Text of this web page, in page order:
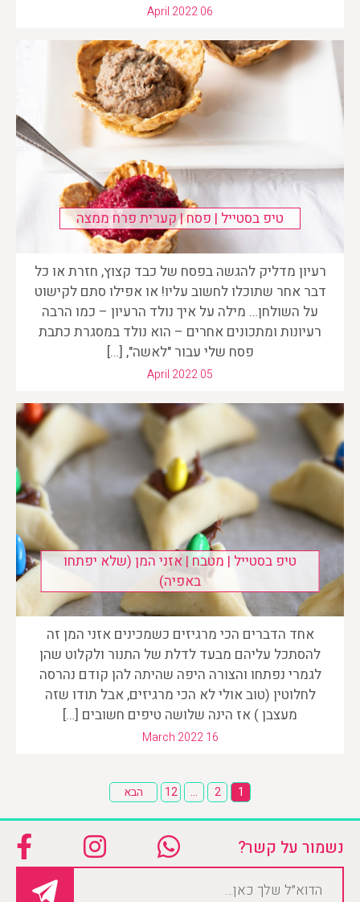
April 2022 06
טיפ בסטייל | פסח | קערית פרח ממצה
רעיון מדליק להגשה בפסח של כבד קצוץ, חזרת או כל
דבר אחר שתוכלו לחשוב עליו! או אפילו סתם לקישוט
על השולחן… מילה על איך נולד הרעיון – כמו הרבה
רעיונות ומתכונים אחרים – הוא נולד במסגרת כתבת
פסח שלי עבור "לאשה", […]
April 2022 05
טיפ בסטייל | מטבח | אזני המן (שלא יפתחו
באפיה)
אחד הדברים הכי מרגיזים כשמכינים אזני המן זה
להסתכל עליהם מבעד לדלת של התנור ולקלוט שהן
לגמרי נפתחו והצורה היפה שהיתה להן קודם נהרסה
לחלוטין (טוב אולי לא הכי מרגיזים, אבל תודו שזה
מעצבן ) אז הינה שלושה טיפים חשובים […]
March 2022 16
Posts
pagination
1
2
…
12 הבא
נשמור על קשר?